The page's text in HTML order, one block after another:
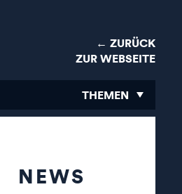
← ZURÜCK
ZUR WEBSEITE
THEMEN
NEWS